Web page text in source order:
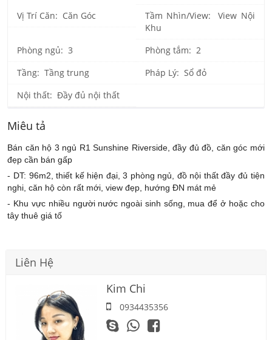
Vị Trí Căn: Căn Góc
Tầm Nhìn/View: View Nội
Khu
Phòng ngủ: 3
Phòng tắm: 2
Tầng: Tầng trung
Pháp Lý: Sổ đỏ
Nội thất: Đầy đủ nội thất
Miêu tả
Bán căn hộ 3 ngủ R1 Sunshine Riverside, đầy đủ đồ, căn góc mới
đẹp cần bán gấp
- DT: 96m2, thiết kế hiện đại, 3 phòng ngủ, đồ nội thất đầy đủ tiện
nghi, căn hộ còn rất mới, view đẹp, hướng ĐN mát mẻ
- Khu vực nhiều người nước ngoài sinh sống, mua để ở hoặc cho
tây thuê giá tố
Liên Hệ
Kim Chi
0934435356